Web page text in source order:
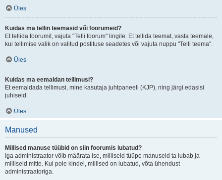
Üles
Kuidas ma tellin teemasid või foorumeid?
Et tellida foorumit, vajuta "Telli foorum" lingile. Et tellida teemat, vasta teemale,
kui tellimise valik on valitud postituse seadetes või vajuta nuppu "Telli teema".
Üles
Kuidas ma eemaldan tellimusi?
Et eemaldada tellimusi, mine kasutaja juhtpaneeli (KJP), ning järgi edasisi
juhiseid.
Üles
Manused
Millised manuse tüübid on siin foorumis lubatud?
Iga administraator võib määrata ise, milliseid tüüpe manuseid ta lubab ja
milliseid mitte. Kui pole kindel, millised on lubatud, võta ühendust
administraatoriga.